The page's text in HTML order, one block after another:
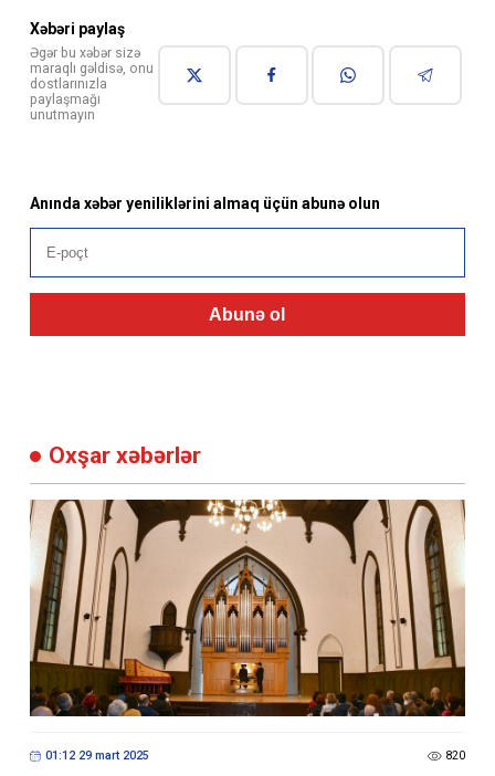
Xəbəri paylaş
Əgər bu xəbər sizə
maraqlı gəldisə, onu
dostlarınızla
paylaşmağı
unutmayın
Anında xəbər yeniliklərini almaq üçün abunə olun
Abunə ol
Oxşar xəbərlər
01:12 29 mart 2025 820